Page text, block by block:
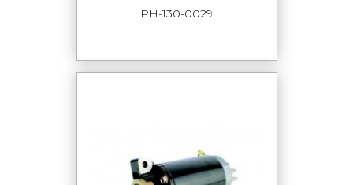
PH-130-0029